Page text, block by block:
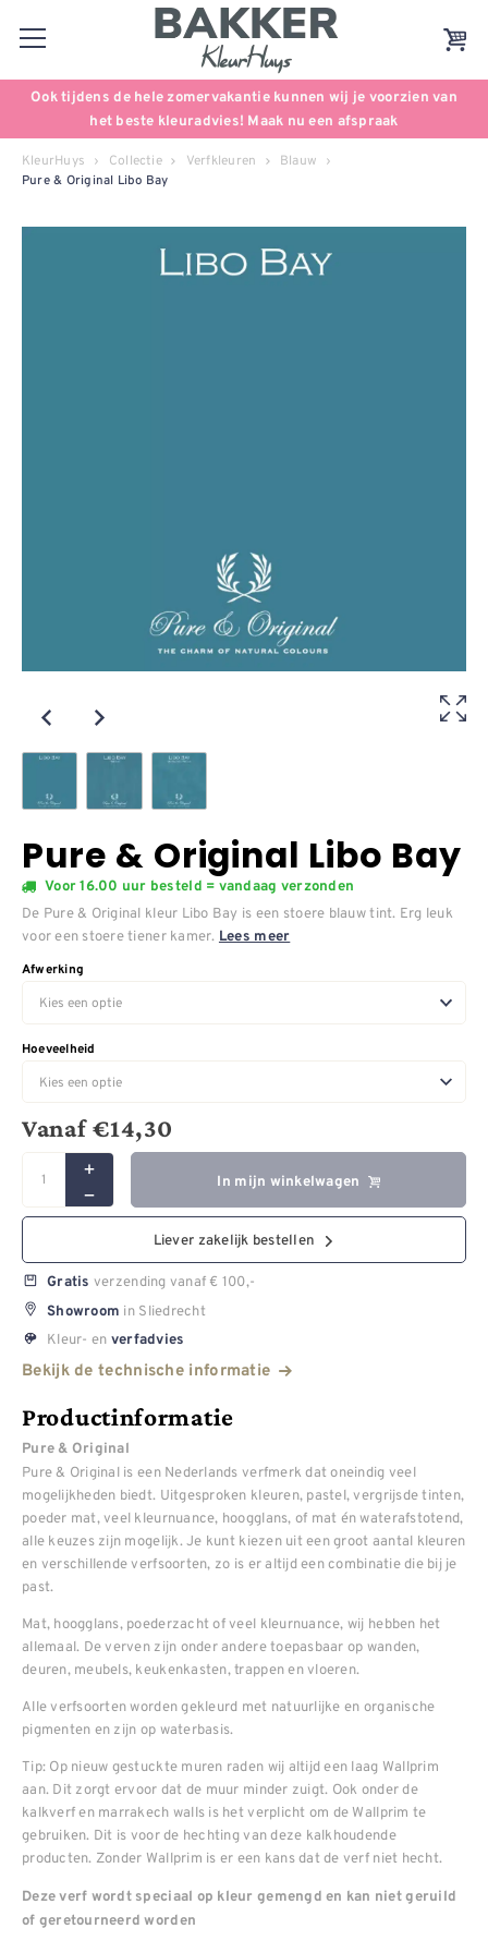
Ook tijdens de hele zomervakantie kunnen wij je voorzien van
het beste kleuradvies! Maak nu een afspraak
KleurHuys Collectie Verfkleuren Blauw
Pure & Original Libo Bay
Pure & Original Libo Bay
Voor 16.00 uur besteld = vandaag verzonden
De Pure & Original kleur Libo Bay is een stoere blauw tint. Erg leuk
voor een stoere tiener kamer. Lees meer
Afwerking
Hoeveelheid
Vanaf€14,30
In mijn winkelwagen
Liever zakelijk bestellen
Gratis verzending vanaf € 100,-
Showroom in Sliedrecht
Kleur- en verfadvies
Bekijk de technische informatie
Productinformatie
Pure & Original
Pure & Original is een Nederlands verfmerk dat oneindig veel
mogelijkheden biedt. Uitgesproken kleuren, pastel, vergrijsde tinten,
poeder mat, veel kleurnuance, hoogglans, of mat én waterafstotend,
alle keuzes zijn mogelijk. Je kunt kiezen uit een groot aantal kleuren
en verschillende verfsoorten, zo is er altijd een combinatie die bij je
past.
Mat, hoogglans, poederzacht of veel kleurnuance, wij hebben het
allemaal. De verven zijn onder andere toepasbaar op wanden,
deuren, meubels, keukenkasten, trappen en vloeren.
Alle verfsoorten worden gekleurd met natuurlijke en organische
pigmenten en zijn op waterbasis.
Tip: Op nieuw gestuckte muren raden wij altijd een laag Wallprim
aan. Dit zorgt ervoor dat de muur minder zuigt. Ook onder de
kalkverf en marrakech walls is het verplicht om de Wallprim te
gebruiken. Dit is voor de hechting van deze kalkhoudende
producten. Zonder Wallprim is er een kans dat de verf niet hecht.
Deze verf wordt speciaal op kleur gemengd en kan niet geruild
of geretourneerd worden